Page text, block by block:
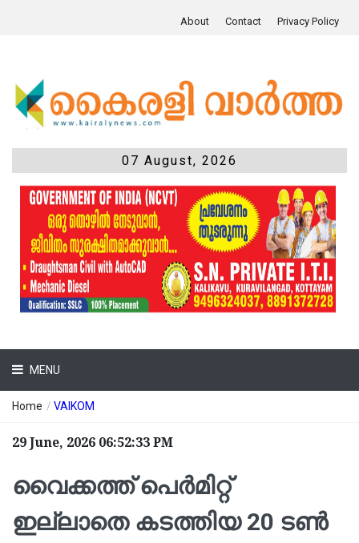
About Contact Privacy Policy
07 August, 2026
MENU
Home / VAIKOM
29 June, 2026 06:52:33 PM
വൈക്കത്ത് പെർമിറ്റ്
ഇല്ലാതെ കടത്തിയ 20 ടൺ